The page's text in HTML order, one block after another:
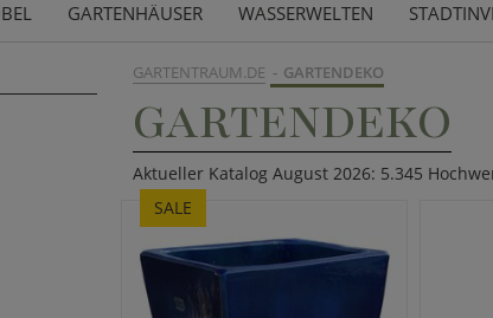
GARTENHÄUSER WASSERWELTEN
GARTENTRAUM.DE GARTENDEKO
GARTENDEKO
Aktueller Katalog August 2026: 5.345
SALE